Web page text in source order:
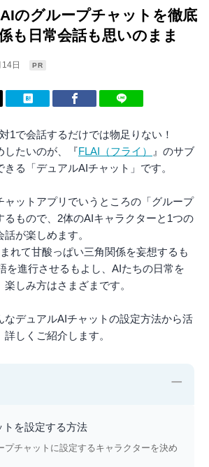
のグループチャットを徹底
も日常会話も思いのまま
日 PR
1で会話するだけでは物足りない！
したいのが、『FLAI（フライ）
』のサブ
る「デュアルAIチャット」です。
ャットアプリでいうところの「グループ
るもので、2体のAIキャラクターと1つの
が楽しめます。
れて甘酸っぱい三角関係を妄想するも
を進行させるもよし、AIたちの日常を
しみ方はさまざまです。
なデュアルAIチャットの設定方法から活
しくご紹介します。
−
トを設定する方法
チャットに設定するキャラクターを決め